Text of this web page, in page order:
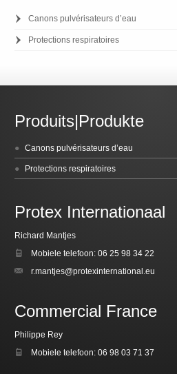
Canons pulvérisateurs d’eau
Protections respiratoires
Produits|Produkte
Canons pulvérisateurs d’eau
Protections respiratoires
Protex Internationaal
Richard Mantjes
Mobiele telefoon: 06 25 98 34 22
r.mantjes@protexinternational.eu
Commercial France
Philippe Rey
Mobiele telefoon: 06 98 03 71 37